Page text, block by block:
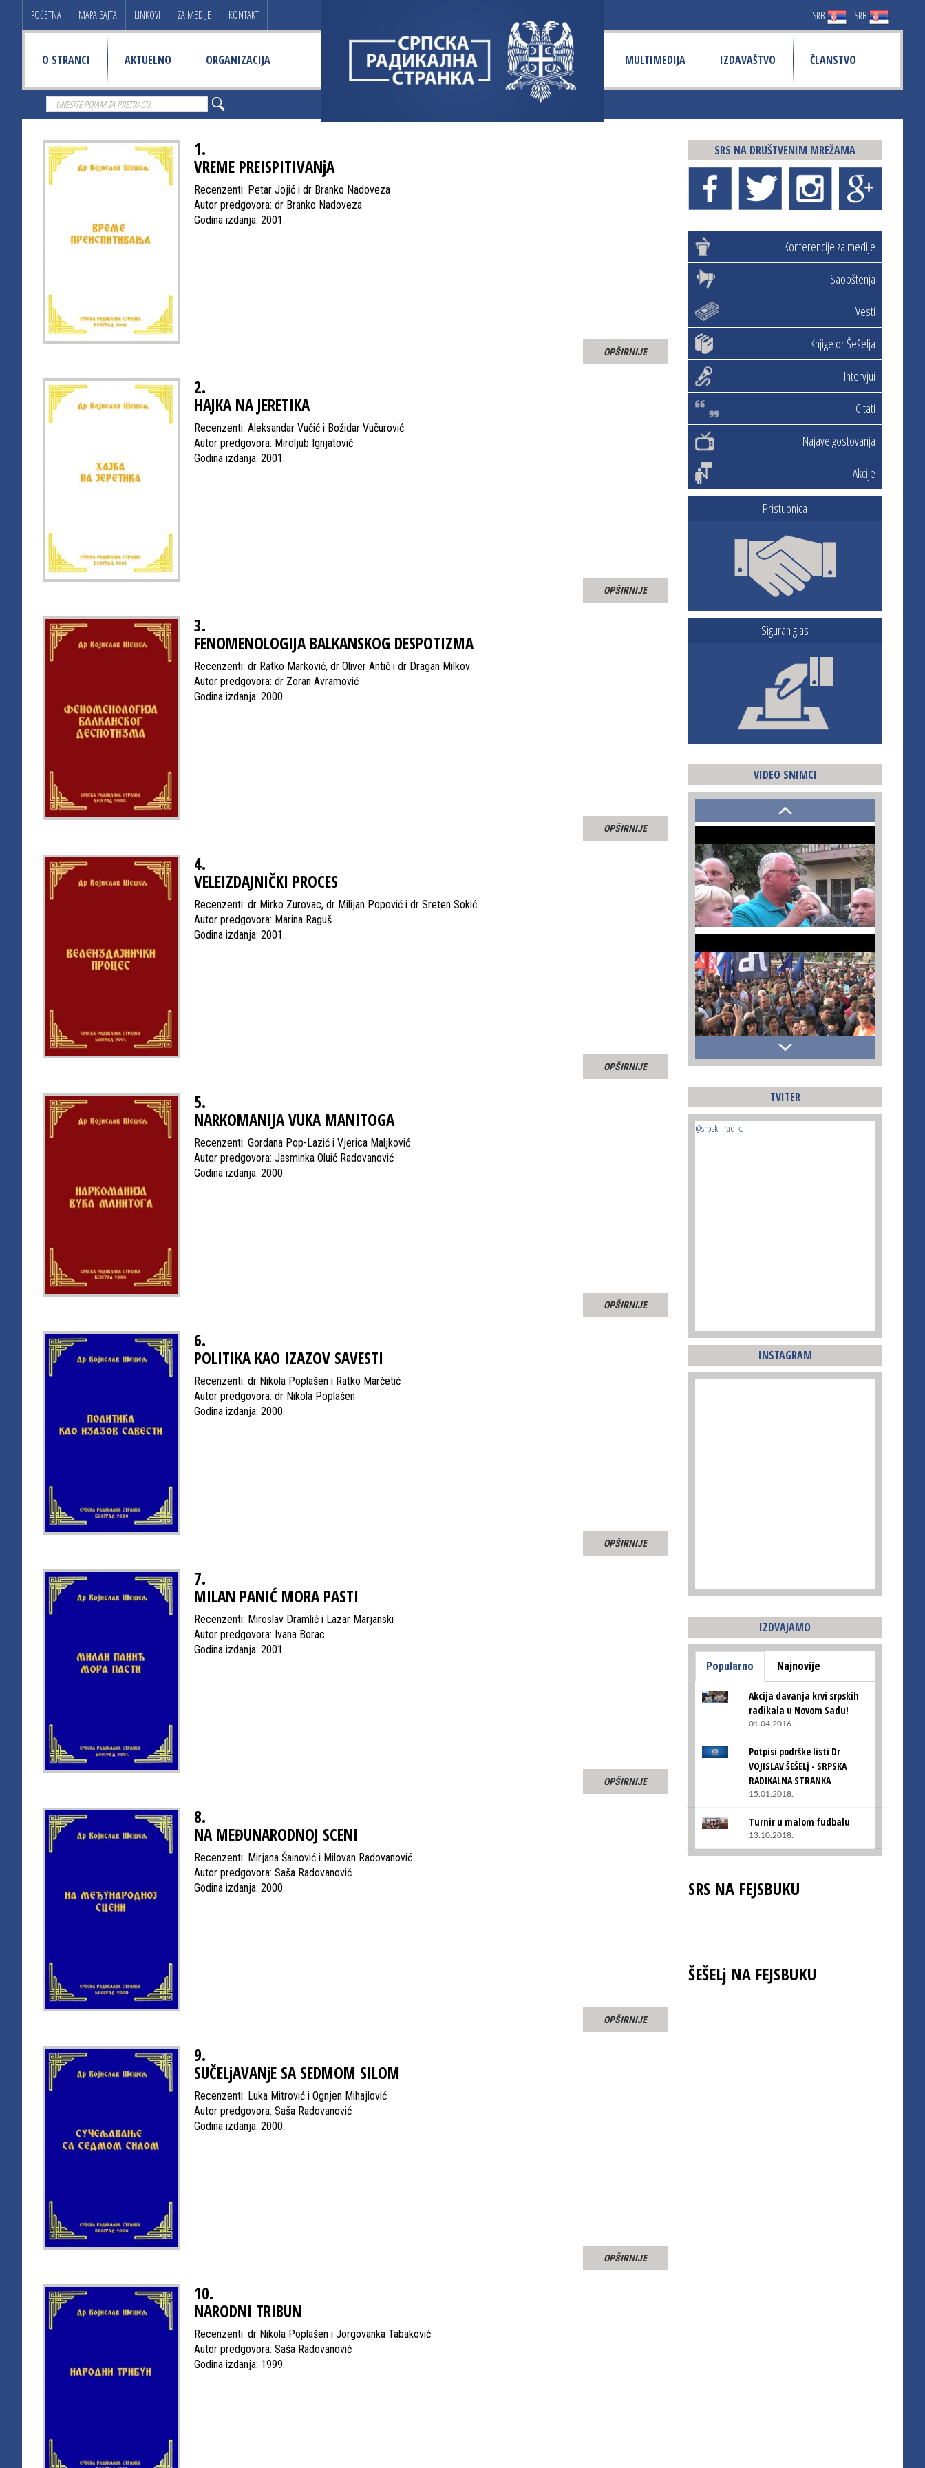
POČETNA MAPA SAJTA LINKOVI ZA MEDIJE KONTAKT SRB SRB
O STRANCI AKTUELNO ORGANIZACIJA MULTIMEDIJA IZDAVAŠTVO ČLANSTVO
1.
VREME PREISPITIVANjA
Recenzenti: Petar Jojić i dr Branko Nadoveza
Autor predgovora: dr Branko Nadoveza
Godina izdanja: 2001.
OPŠIRNIJE
2.
HAJKA NA JERETIKA
Recenzenti: Aleksandar Vučić i Božidar Vučurović
Autor predgovora: Miroljub Ignjatović
Godina izdanja: 2001.
OPŠIRNIJE
3.
FENOMENOLOGIJA BALKANSKOG DESPOTIZMA
Recenzenti: dr Ratko Marković, dr Oliver Antić i dr Dragan Milkov
Autor predgovora: dr Zoran Avramović
Godina izdanja: 2000.
OPŠIRNIJE
4.
VELEIZDAJNIČKI PROCES
Recenzenti: dr Mirko Zurovac, dr Milijan Popović i dr Sreten Sokić
Autor predgovora: Marina Raguš
Godina izdanja: 2001.
OPŠIRNIJE
5.
NARKOMANIJA VUKA MANITOGA
Recenzenti: Gordana Pop-Lazić i Vjerica Maljković
Autor predgovora: Jasminka Oluić Radovanović
Godina izdanja: 2000.
OPŠIRNIJE
6.
POLITIKA KAO IZAZOV SAVESTI
Recenzenti: dr Nikola Poplašen i Ratko Marčetić
Autor predgovora: dr Nikola Poplašen
Godina izdanja: 2000.
OPŠIRNIJE
7.
MILAN PANIĆ MORA PASTI
Recenzenti: Miroslav Dramlić i Lazar Marjanski
Autor predgovora: Ivana Borac
Godina izdanja: 2001.
OPŠIRNIJE
8.
NA MEĐUNARODNOJ SCENI
Recenzenti: Mirjana Šainović i Milovan Radovanović
Autor predgovora: Saša Radovanović
Godina izdanja: 2000.
OPŠIRNIJE
9.
SUČELjAVANjE SA SEDMOM SILOM
Recenzenti: Luka Mitrović i Ognjen Mihajlović
Autor predgovora: Saša Radovanović
Godina izdanja: 2000.
OPŠIRNIJE
10.
NARODNI TRIBUN
Recenzenti: dr Nikola Poplašen i Jorgovanka Tabaković
Autor predgovora: Saša Radovanović
Godina izdanja: 1999.
SRS NA DRUŠTVENIM MREŽAMA
Konferencije za medije
Saopštenja
Vesti
Knjige dr Šešelja
Intervjui
Citati
Najave gostovanja
Akcije
Pristupnica
Siguran glas
VIDEO SNIMCI
TVITER
@srpski_radikali
INSTAGRAM
IZDVAJAMO
Popularno Najnovije
Akcija davanja krvi srpskih
radikala u Novom Sadu!
01.04.2016.
Potpisi podrške listi Dr
VOJISLAV ŠEŠELj - SRPSKA
RADIKALNA STRANKA
15.01.2018.
Turnir u malom fudbalu
13.10.2018.
SRS NA FEJSBUKU
ŠEŠELj NA FEJSBUKU